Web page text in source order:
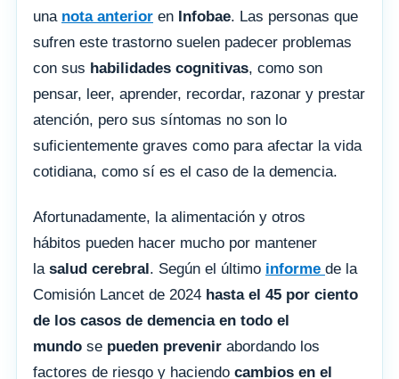
una nota anterior en Infobae. Las personas que
sufren este trastorno suelen padecer problemas
con sus habilidades cognitivas, como son
pensar, leer, aprender, recordar, razonar y prestar
atención, pero sus síntomas no son lo
suficientemente graves como para afectar la vida
cotidiana, como sí es el caso de la demencia.
Afortunadamente, la alimentación y otros
hábitos pueden hacer mucho por mantener
la salud cerebral. Según el último informe de la
Comisión Lancet de 2024 hasta el 45 por ciento
de los casos de demencia en todo el
mundo se pueden prevenir abordando los
factores de riesgo y haciendo cambios en el